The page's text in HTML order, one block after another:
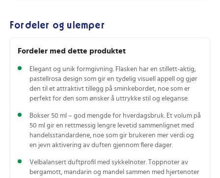
Fordeler og ulemper
Fordeler med dette produktet
Elegant og unik formgivning. Flasken har en stillett-aktig,
pastellrosa design som gir en tydelig visuell appell og gjør
den til et attraktivt tillegg på sminkebordet, noe som er
perfekt for den som ønsker å uttrykke stil og eleganse.
Bokser 50 ml – god mengde for hverdagsbruk. Et volum på
50 ml gir en rettmessig lengre levetid sammenlignet med
handelsstandardene, noe som gir brukeren mer verdi og
en jevn aktivering av duften gjennom flere dager.
Velbalansert duftprofil med sykkelnoter. Toppnoter av
bergamott, mandarin og mandel sammen med hjertenoter